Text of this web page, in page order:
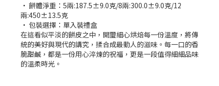
• 餅體淨重：5兩:187.5±9.0克/8兩:300.0±9.0克/12
兩:450±13.5克
• 包裝選擇：單入裝禮盒
在這看似平淡的餅皮之中，開璽細心烘焙每一份溫度，將傳
統的美好與現代的講究，揉合成最動人的滋味。每一口的香
脆甜鹹，都是一份用心淬煉的祝福，更是一段值得細細品味
的溫柔時光。